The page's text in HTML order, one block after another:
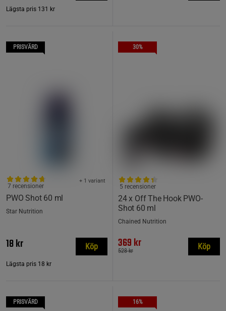
Lägsta pris 131 kr
PRISVÄRD
PWO Shot 60 ml
+ 1 variant
7 recensioner
Star Nutrition
18 kr
Lägsta pris 18 kr
Köp
30%
24 x Off The Hook PWO-
Shot 60 ml
5 recensioner
Chained Nutrition
369 kr
528 kr Köp
PRISVÄRD 16%